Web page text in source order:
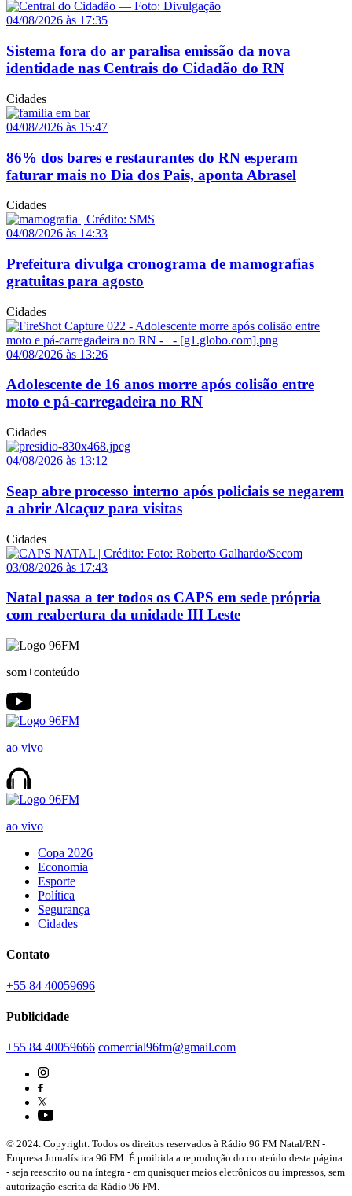
04/08/2026 às 17:35
Sistema fora do ar paralisa emissão da nova
identidade nas Centrais do Cidadão do RN
Cidades
04/08/2026 às 15:47
86% dos bares e restaurantes do RN esperam
faturar mais no Dia dos Pais, aponta Abrasel
Cidades
04/08/2026 às 14:33
Prefeitura divulga cronograma de mamografias
gratuitas para agosto
Cidades
04/08/2026 às 13:26
Adolescente de 16 anos morre após colisão entre
moto e pá-carregadeira no RN
Cidades
04/08/2026 às 13:12
Seap abre processo interno após policiais se negarem
a abrir Alcaçuz para visitas
Cidades
03/08/2026 às 17:43
Natal passa a ter todos os CAPS em sede própria
com reabertura da unidade III Leste
som+conteúdo
ao vivo
ao vivo
Copa 2026
Economia
Esporte
Política
Segurança
Cidades
Contato
+55 84 40059696
Publicidade
+55 84 40059666 comercial96fm@gmail.com
© 2024. Copyright. Todos os direitos reservados à Rádio 96 FM Natal/RN -
Empresa Jornalística 96 FM. É proibida a reprodução do conteúdo desta página
- seja reescrito ou na íntegra - em quaisquer meios eletrônicos ou impressos, sem
autorização escrita da Rádio 96 FM.